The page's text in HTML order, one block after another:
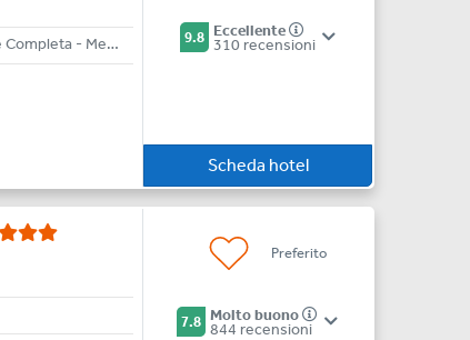
All Inclusive - Pensione Completa - Mezza Pensione - Bed & Breakfast 9.8 Eccellente
310 recensioni
Scheda hotel
Preferito
7.8 Molto buono
844 recensioni